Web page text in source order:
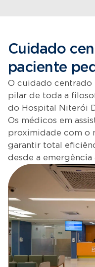
Cuidado
paciente
O cuidado centrado
pilar de toda a
do Hospital Niterói
Os médicos em
proximidade com o
garantir total
desde a emergência